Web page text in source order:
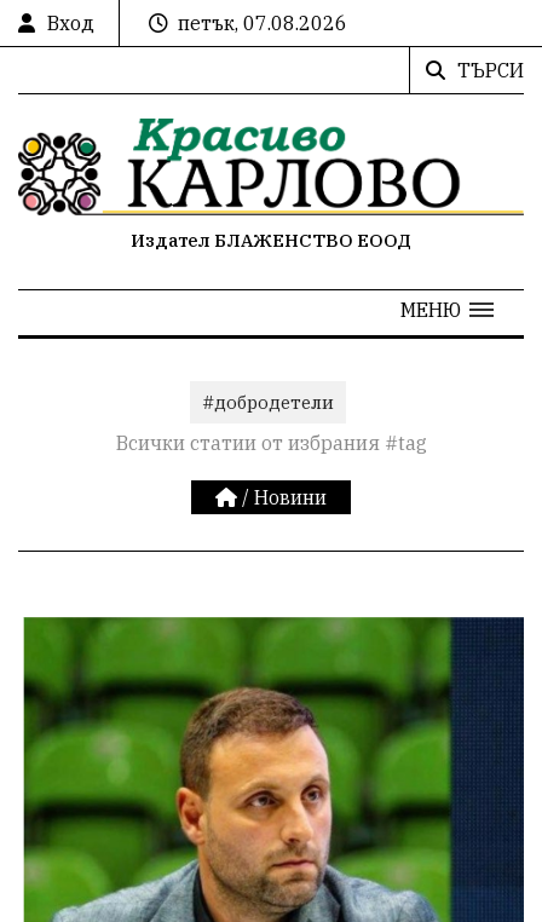
Вход
петък, 07.08.2026
ТЪРСИ
Издател БЛАЖЕНСТВО ЕООД
МЕНЮ
#добродетели
Всички статии от избрания #tag
/ Новини